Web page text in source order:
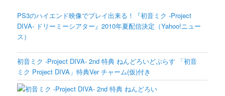
PS3のハイエンド映像でプレイ出来る！『初音ミク -Project
DIVA- ドリーミーシアター』2010年夏配信決定（Yahoo!ニュー
ス）
初音ミク -Project DIVA- 2nd 特典 ねんどろいどぷらす 「初音
ミク Project DIVA」特典Ver チャーム(仮)付き